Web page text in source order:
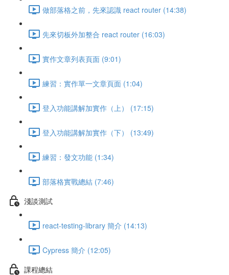
做部落格之前，先來認識 react router (14:38)
先來切板外加整合 react router (16:03)
實作文章列表頁面 (9:01)
練習：實作單一文章頁面 (1:04)
登入功能講解加實作（上） (17:15)
登入功能講解加實作（下） (13:49)
練習：發文功能 (1:34)
部落格實戰總結 (7:46)
淺談測試
react-testing-library 簡介 (14:13)
Cypress 簡介 (12:05)
課程總結